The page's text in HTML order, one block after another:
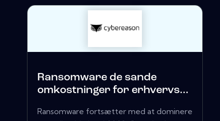
Ransomware de sande
omkostninger for erhvervs...
Ransomware fortsætter med at dominere